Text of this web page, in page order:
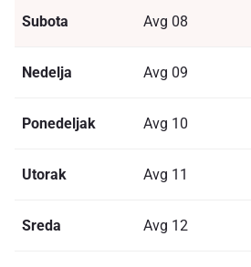
Subota Avg 08
Nedelja Avg 09
Ponedeljak Avg 10
Utorak Avg 11
Sreda Avg 12